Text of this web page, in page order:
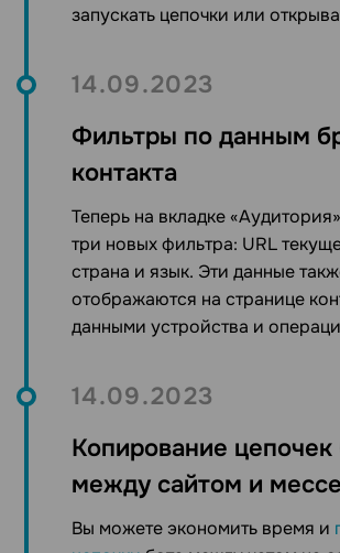
запускать цепочки или
14.09.2023
Фильтры по данным
контакта
Теперь на вкладке
три новых фильтра: URL
страна и язык. Эти данные
отображаются на странице
данными устройства и
14.09.2023
Копирование цепочек
между сайтом и
Вы можете экономить время и